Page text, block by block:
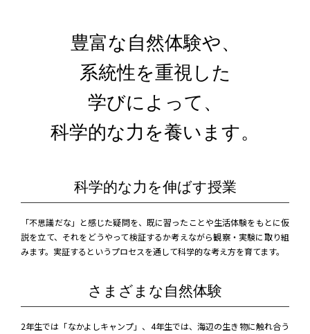
豊富な自然体験や、
系統性を重視した
学びによって、
科学的な力を養います。
科学的な力を伸ばす授業
「不思議だな」と感じた疑問を、既に習ったことや生活体験をもとに仮
説を立て、それをどうやって検証するか考えながら観察・実験に取り組
みます。実証するというプロセスを通して科学的な考え方を育てます。
さまざまな自然体験
2年生では「なかよしキャンプ」、4年生では、海辺の生き物に触れ合う